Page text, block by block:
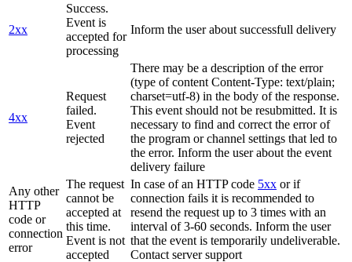
2xx
Success.
Event is
accepted for
processing
Inform the user about successfull delivery
4xx
Request
failed.
Event
rejected
There may be a description of the error
(type of content Content-Type: text/plain;
charset=utf-8) in the body of the response.
This event should not be resubmitted. It is
necessary to find and correct the error of
the program or channel settings that led to
the error. Inform the user about the event
delivery failure
Any other
HTTP
code or
connection
error
The request
cannot be
accepted at
this time.
Event is not
accepted
In case of an HTTP code 5xx or if
connection fails it is recommended to
resend the request up to 3 times with an
interval of 3-60 seconds. Inform the user
that the event is temporarily undeliverable.
Contact server support